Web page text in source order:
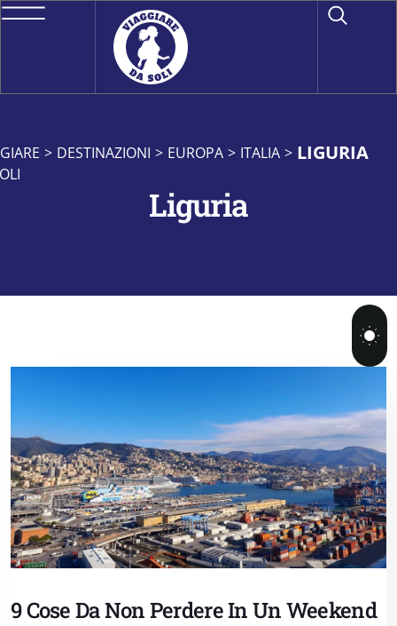
> DESTINAZIONI > EUROPA > ITALIA > LIGURIA
Liguria
9 Cose Da Non Perdere In Un Weekend